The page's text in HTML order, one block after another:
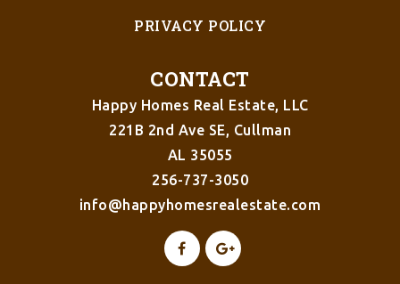
PRIVACY POLICY
CONTACT
Happy Homes Real Estate, LLC
221B 2nd Ave SE, Cullman
AL 35055
256-737-3050
info@happyhomesrealestate.com